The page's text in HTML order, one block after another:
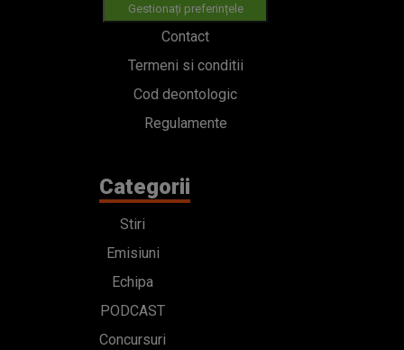
Gestionați preferințele
Contact
Termeni si conditii
Cod deontologic
Regulamente
Categorii
Stiri
Emisiuni
Echipa
PODCAST
Concursuri